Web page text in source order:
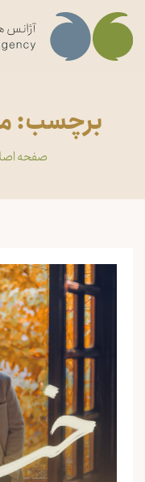
برچسب:
صفحه